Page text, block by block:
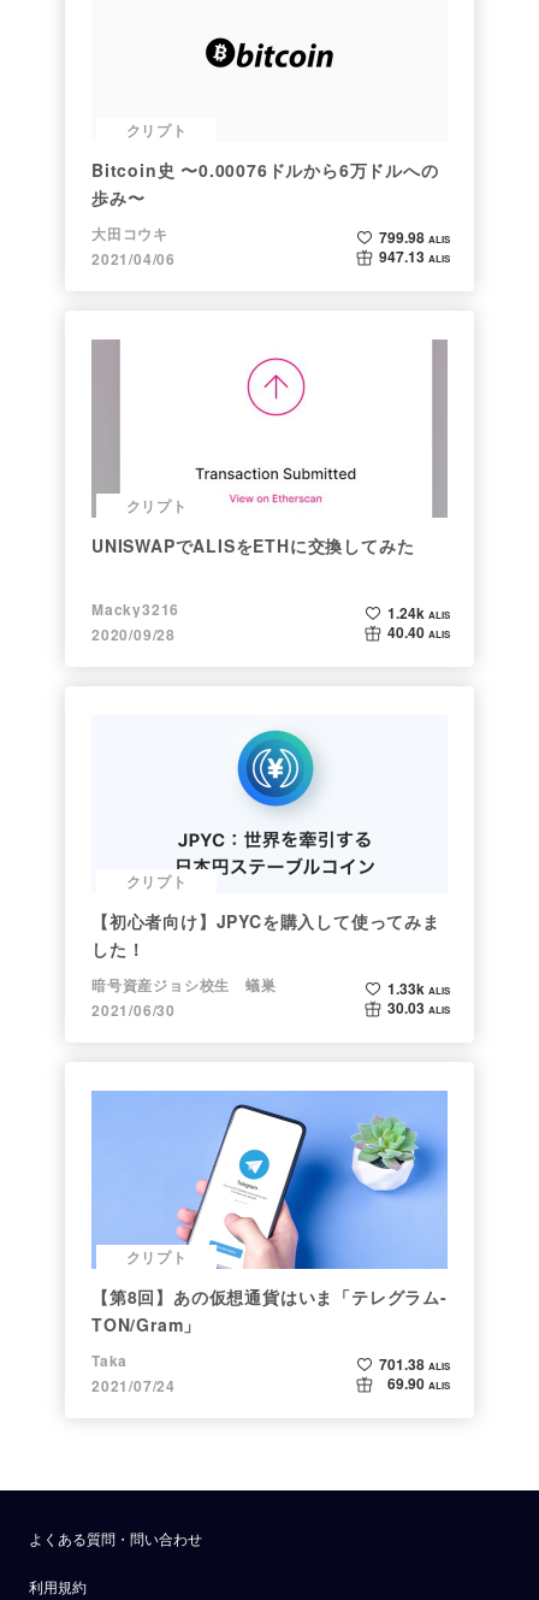
クリプト
Bitcoin史 〜0.00076ドルから6万ドルへの
歩み〜
大田コウキ
2021/04/06
799.98 ALIS
947.13 ALIS
クリプト
UNISWAPでALISをETHに交換してみた
Macky3216
2020/09/28
1.24k ALIS
40.40 ALIS
クリプト
【初心者向け】JPYCを購入して使ってみま
した！
暗号資産ジョシ校生 蟻巣
2021/06/30
1.33k ALIS
30.03 ALIS
クリプト
【第8回】あの仮想通貨はいま「テレグラム-
TON/Gram」
Taka
2021/07/24
701.38 ALIS
69.90 ALIS
よくある質問・問い合わせ
利用規約